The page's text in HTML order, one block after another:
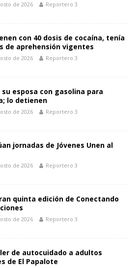
de 2026 Reportero 3
con 40 dosis de cocaína, tenía
de aprehensión vigentes
de 2026 Reportero 3
su esposa con gasolina para
lo detienen
de 2026 Reportero 3
jornadas de Jóvenes Unen al
de 2026 Reportero 3
quinta edición de Conectando
de 2026 Reportero 3
de autocuidado a adultos
de El Papalote